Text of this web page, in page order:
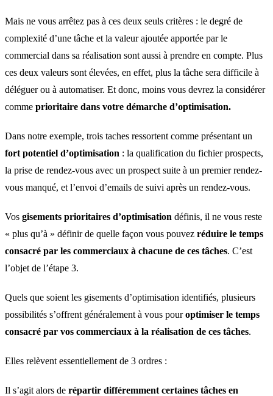
Mais ne vous arrêtez pas à ces deux seuls critères : le degré de
complexité d’une tâche et la valeur ajoutée apportée par le
commercial dans sa réalisation sont aussi à prendre en compte. Plus
ces deux valeurs sont élevées, en effet, plus la tâche sera difficile à
déléguer ou à automatiser. Et donc, moins vous devrez la considérer
comme prioritaire dans votre démarche d’optimisation.
Dans notre exemple, trois taches ressortent comme présentant un
fort potentiel d’optimisation : la qualification du fichier prospects,
la prise de rendez-vous avec un prospect suite à un premier rendez-
vous manqué, et l’envoi d’emails de suivi après un rendez-vous.
Vos gisements prioritaires d’optimisation définis, il ne vous reste
« plus qu’à » définir de quelle façon vous pouvez réduire le temps
consacré par les commerciaux à chacune de ces tâches. C’est
l’objet de l’étape 3.
Quels que soient les gisements d’optimisation identifiés, plusieurs
possibilités s’offrent généralement à vous pouroptimiser le temps
consacré par vos commerciaux à la réalisation de ces tâches.
Elles relèvent essentiellement de 3 ordres :
Il s’agit alors de répartir différemment certaines tâches en